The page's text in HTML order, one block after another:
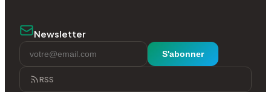
Newsletter
S'abonner
RSS